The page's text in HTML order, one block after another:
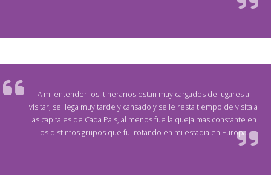
A mi entender los itinerarios estan muy cargados de lugares a
visitar, se llega muy tarde y cansado y se le resta tiempo de visita a
las capitales de Cada Pais, al menos fue la queja mas constante en
los distintos grupos que fui rotando en mi estadia en Europa.